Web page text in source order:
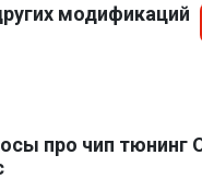
модификаций
про чип тюнинг